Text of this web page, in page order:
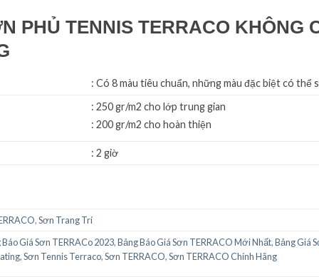
PHỦ TENNIS TERRACO KHÔNG
: Có 8 màu tiêu chuẩn, những màu đặc biệt có thể
: 250 gr/m2 cho lớp trung gian
: 200 gr/m2 cho hoàn thiện
: 2 giờ
,Sơn Trang Trí
Giá Sơn TERRACo 2023,Bảng Báo Giá Sơn TERRACO Mới Nhất,Bảng Giá
,Sơn Tennis Terraco,Sơn TERRACO,Sơn TERRACO Chính Hãng